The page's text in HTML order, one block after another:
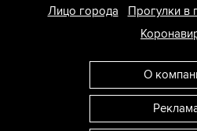
Лицо города
Прогулки в
О